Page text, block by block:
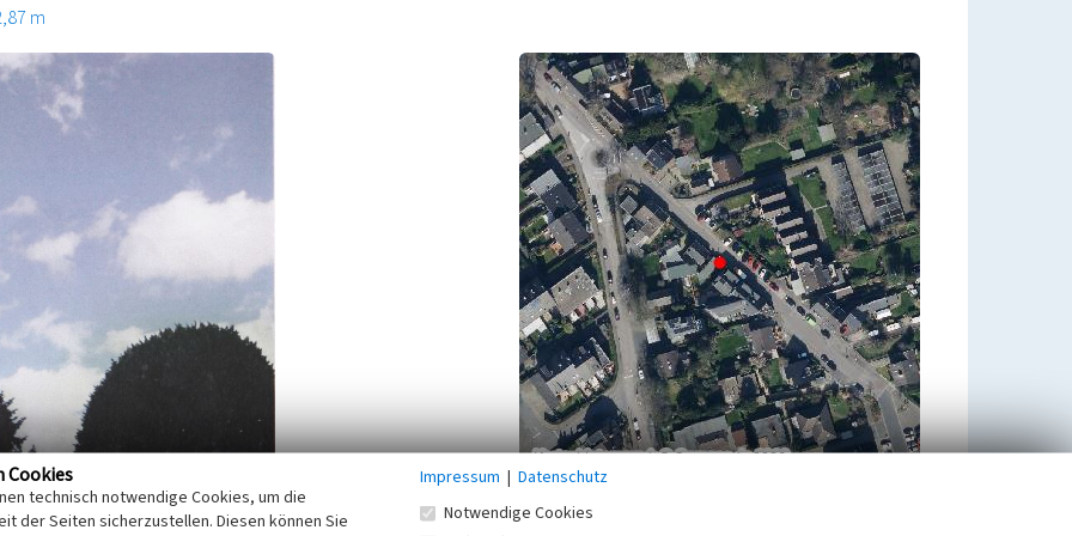
m
ersten in Fischeln errichtete Gaslaterne prägte über 75
Cookies
technisch notwendige Cookies, um die
der Seiten sicherzustellen. Diesen können Sie
Impressum | Datenschutz
Notwendige Cookies